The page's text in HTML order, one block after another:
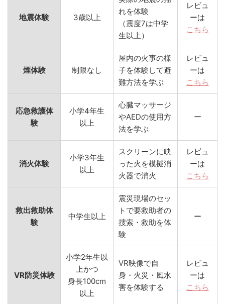
地震体験 3歳以上
れを体験
（震度7は中学
生以上）
レビュ
ーは
こちら
煙体験 制限なし
屋内の火事の様
子を体験して避
難方法を学ぶ
レビュ
ーは
こちら
応急救護体
験
小学4年生
以上
心臓マッサージ
やAEDの使用方
法を学ぶ
ー
消火体験
小学3年生
以上
スクリーンに映
った火を模擬消
火器で消火
レビュ
ーは
こちら
救出救助体
験
中学生以上
震災現場のセッ
トで要救助者の
捜索・救助を体
験
ー
VR防災体験
小学2年生以
上かつ
身長100cm
以上
VR映像で自
身・火災・風水
害を体験する
レビュ
ーは
こちら